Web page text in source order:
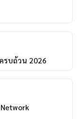
บถ้วน 2026